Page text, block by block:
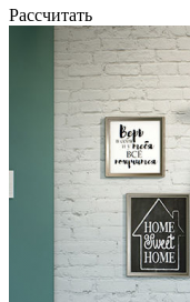
Рассчитать